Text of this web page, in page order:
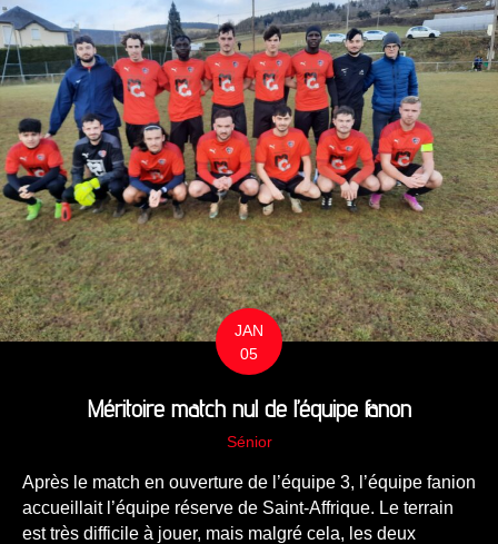
JAN
05
Méritoire match nul de l’équipe fanon
Sénior
Après le match en ouverture de l’équipe 3, l’équipe fanion
accueillait l’équipe réserve de Saint-Affrique. Le terrain
est très difficile à jouer, mais malgré cela, les deux